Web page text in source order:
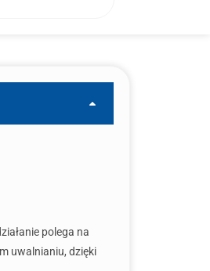
polega na
uwalnianiu, dzięki